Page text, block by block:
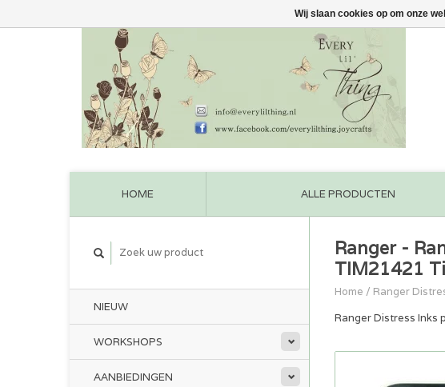
HOME ALLE PRODUCTEN
NIEUW
WORKSHOPS
AANBIEDINGEN
Ranger -
TIM21421
Home / Ranger
Ranger Distress Inks
Wij slaan cookies op om onze